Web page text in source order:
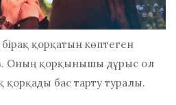
қорқатын көптеген
Оның қорқынышы дұрыс ол
қорқады бас тарту туралы.